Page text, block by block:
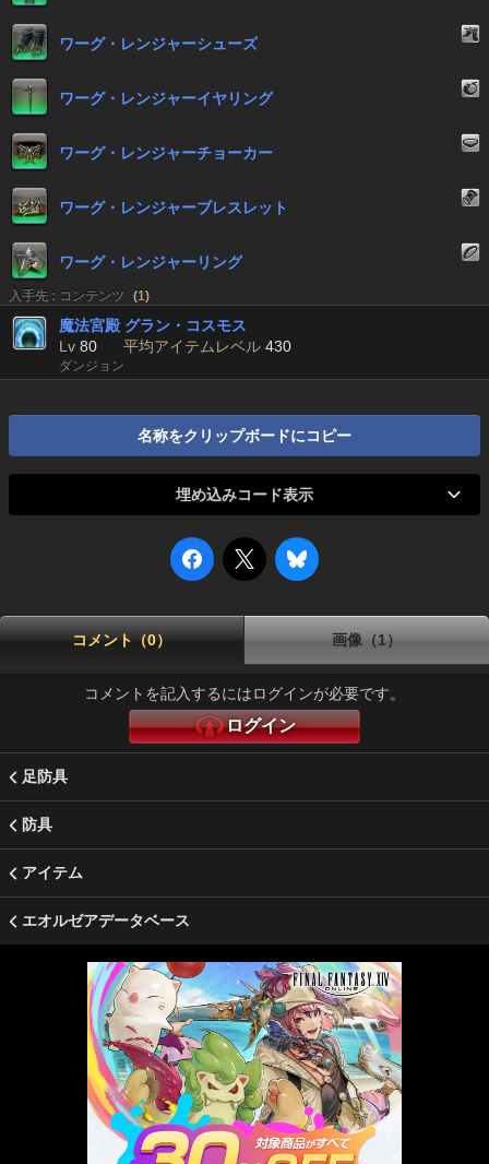
ワーグ・レンジャーシューズ
ワーグ・レンジャーイヤリング
ワーグ・レンジャーチョーカー
ワーグ・レンジャーブレスレット
ワーグ・レンジャーリング
入手先 : コンテンツ (1)
魔法宮殿 グラン・コスモス
Lv 80 平均アイテムレベル 430
ダンジョン
名称をクリップボードにコピー
埋め込みコード表示
コメント（0） 画像（1）
コメントを記入するにはログインが必要です。
ログイン
足防具
防具
アイテム
エオルゼアデータベース